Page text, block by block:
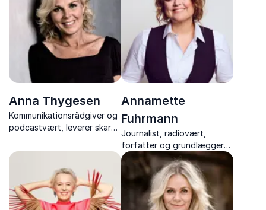
udfordrer og inspirerer.
Anna Thygesen
Kommunikationsrådgiver og
podcastvært, leverer skarpe
branding og kommunikation
af dansk erhvervsliv og
mediebranchen.
Annamette
Fuhrmann
Journalist, radiovært,
forfatter og grundlægger
af Danmarks største
menopause-community på
Instagram, fortæller om
overgangsalderen gennem
humor og ærlighed.